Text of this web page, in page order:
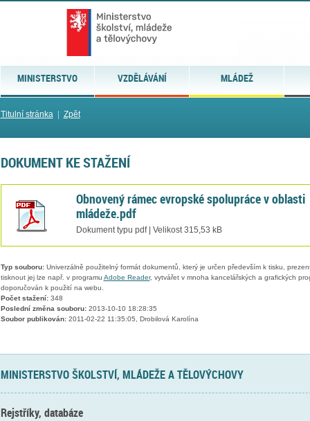
MINISTERSTVO VZDĚLÁVÁNÍ MLÁDEŽ
Titulní stránka| Zpět
DOKUMENT KE STAŽENÍ
Obnovený rámec evropské spolupráce v oblasti
mládeže.pdf
Dokument typu pdf | Velikost 315,53 kB
Typ souboru:Univerzálně použitelný formát dokumentů, který je určen především k tisku,
tisknout jej lze např. v programu Adobe Reader, vytvářet v mnoha kancelářských a grafických
doporučován k použití na webu.
Počet stažení:348
Poslední změna souboru:2013-10-10 18:28:35
Soubor publikován:2011-02-22 11:35:05, Drobilová Karolína
MINISTERSTVO ŠKOLSTVÍ, MLÁDEŽE A TĚLOVÝCHOVY
Rejstříky, databáze